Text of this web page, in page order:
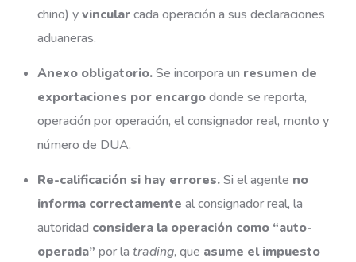
chino) yvincularcada operación a sus declaraciones
aduaneras.
Anexo obligatorio.Se incorpora un resumen de
exportaciones por encargodonde se reporta,
operación por operación, el consignador real, monto y
número de DUA.
Re-calificación si hay errores.Si el agente no
informa correctamente al consignador real, la
autoridad considera la operación como “auto-
operada” por la trading, que asume el impuesto